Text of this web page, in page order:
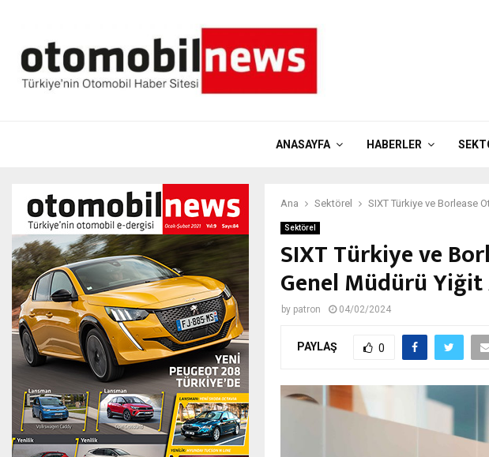
ANASAYFA HABERLER
Ana Sektörel SIXT Türkiye ve Borlease
Sektörel
SIXT Türkiye ve
Genel Müdürü
by patron 04/02/2024
PAYLAŞ 0